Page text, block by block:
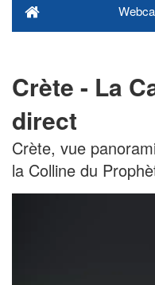
Crète - La
direct
Crète, vue
la Colline du